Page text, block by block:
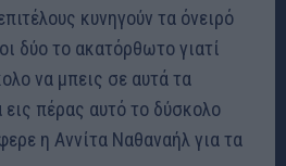
κυνηγούν τα όνειρό
δύο το ακατόρθωτο γιατί
να μπεις σε αυτά τα
πέρας αυτό το δύσκολο
η Αννίτα Ναθαναήλ για τα